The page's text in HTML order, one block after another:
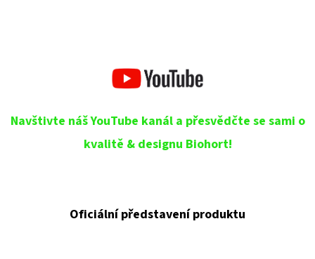
Navštivte náš YouTube kanál a přesvědčte se sami o
kvalitě & designu Biohort!
Oficiální představení produktu